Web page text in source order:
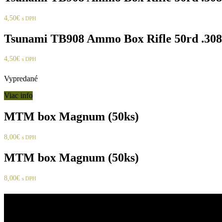
4,50€ s DPH
Tsunami TB908 Ammo Box Rifle 50rd
4,50€ s DPH
Vypredané
Viac info
MTM box Magnum (50ks)
8,00€ s DPH
MTM box Magnum (50ks)
8,00€ s DPH